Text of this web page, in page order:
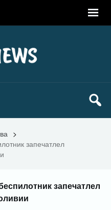
>
запечатлел
запечатлел